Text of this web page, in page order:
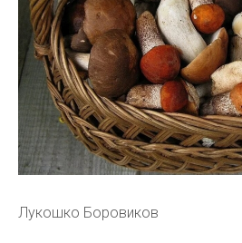
Лукошко Боровиков